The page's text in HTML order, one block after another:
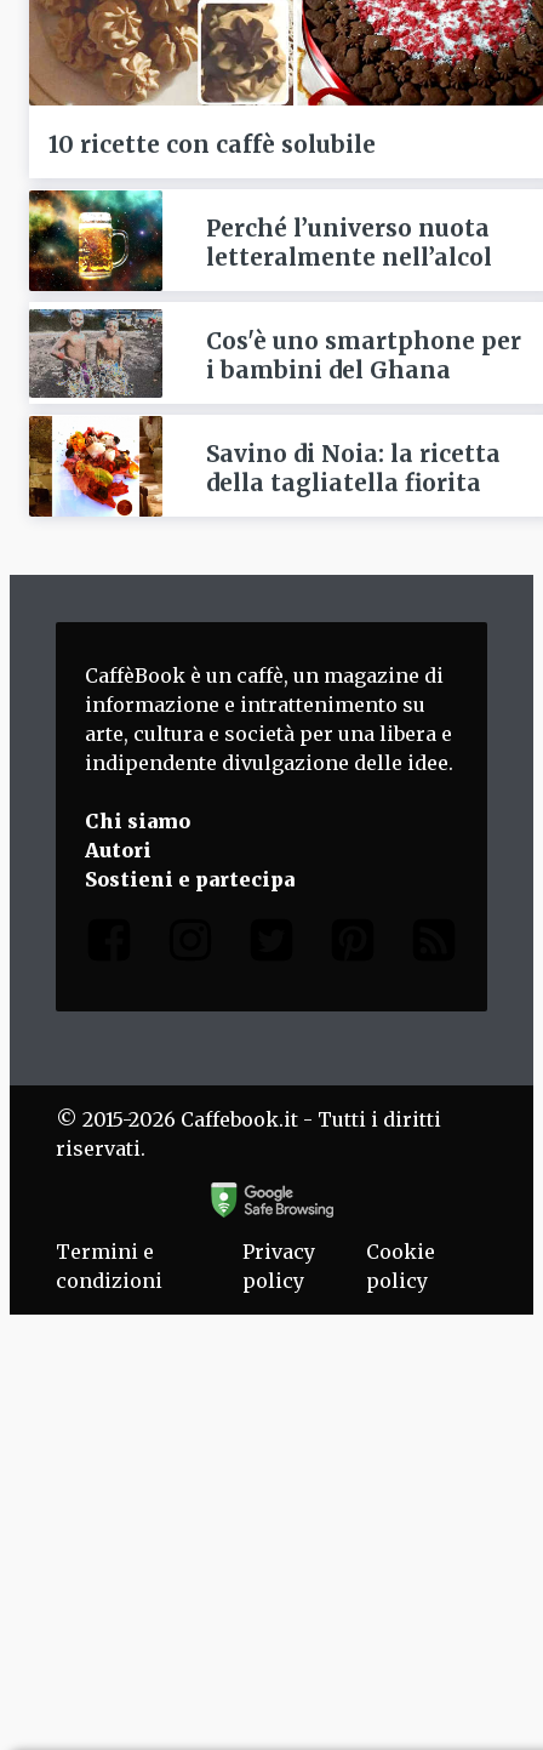
10 ricette con caffè solubile
Perché l’universo nuota
letteralmente nell’alcol
Cos'è uno smartphone per
i bambini del Ghana
Savino di Noia: la ricetta
della tagliatella fiorita
CaffèBook è un caffè, un magazine di
informazione e intrattenimento su
arte, cultura e società per una libera e
indipendente divulgazione delle idee.
Chi siamo
Autori
Sostieni e partecipa
© 2015-2026 Caffebook.it - Tutti i diritti
riservati.
Termini e
condizioni
Privacy
policy
Cookie
policy